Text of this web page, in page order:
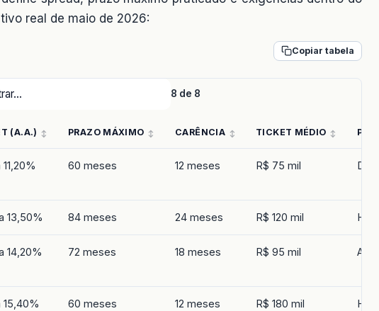
real de maio de 2026:
Copiar tabela
8 de 8
(A.A.) PRAZO MÁXIMO CARÊNCIA TICKET MÉDIO
60 meses 12 meses R$ 75 mil
13,50% 84 meses 24 meses R$ 120 mil
14,20% 72 meses 18 meses R$ 95 mil
15,40% 60 meses 12 meses R$ 180 mil